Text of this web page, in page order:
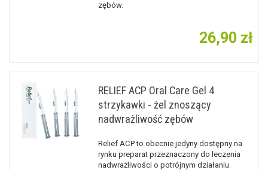
zębów.
26,90 zł
RELIEF ACP Oral Care Gel 4
strzykawki - żel znoszący
nadwrażliwość zębów
Relief ACP to obecnie jedyny dostępny na
rynku preparat przeznaczony do leczenia
nadwrażliwości o potrójnym działaniu.